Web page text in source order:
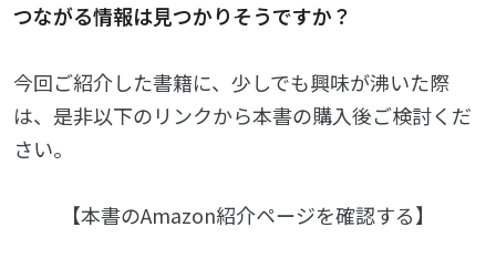
つながる情報は見つかりそうですか？
今回ご紹介した書籍に、少しでも興味が沸いた際
は、是非以下のリンクから本書の購入後ご検討くだ
さい。
【本書のAmazon紹介ページを確認する】